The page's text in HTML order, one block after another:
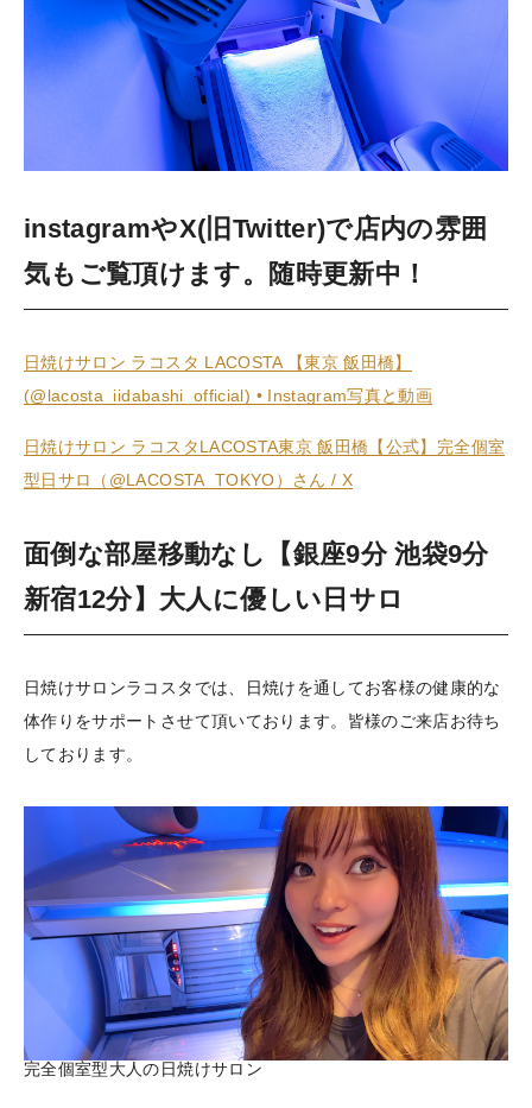
instagramやX(旧Twitter)で店内の雰囲
気もご覧頂けます。随時更新中！
日焼けサロン ラコスタ LACOSTA 【東京 飯田橋】
(@lacosta_iidabashi_official) • Instagram写真と動画
日焼けサロン ラコスタLACOSTA東京 飯田橋【公式】完全個室
型日サロ（@LACOSTA_TOKYO）さん / X
面倒な部屋移動なし【銀座9分 池袋9分
新宿12分】大人に優しい日サロ
日焼けサロンラコスタでは、日焼けを通してお客様の健康的な
体作りをサポートさせて頂いております。皆様のご来店お待ち
しております。
完全個室型大人の日焼けサロン